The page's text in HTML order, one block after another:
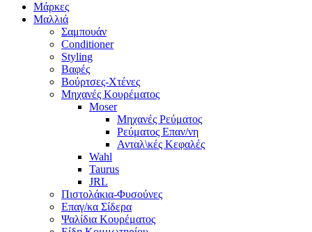
Μάρκες
Μαλλιά
Σαμπουάν
Conditioner
Styling
Βαφές
Βούρτσες-Χτένες
Μηχανές Κουρέματος
Moser
Μηχανές Ρεύματος
Ρεύματος Επαν/νη
Ανταλ\κές Κεφαλές
Wahl
Taurus
JRL
Πιστολάκια-Φυσούνες
Επαγ/κα Σίδερα
Ψαλίδια Κουρέματος